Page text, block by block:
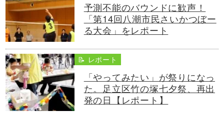
予測不能のバウンドに歓声！
「第14回八潮市民さいかつぼー
る大会」をレポート
📝 レポート
「やってみたい」が祭りになっ
た。足立区竹の塚七夕祭、再出
発の日【レポート】